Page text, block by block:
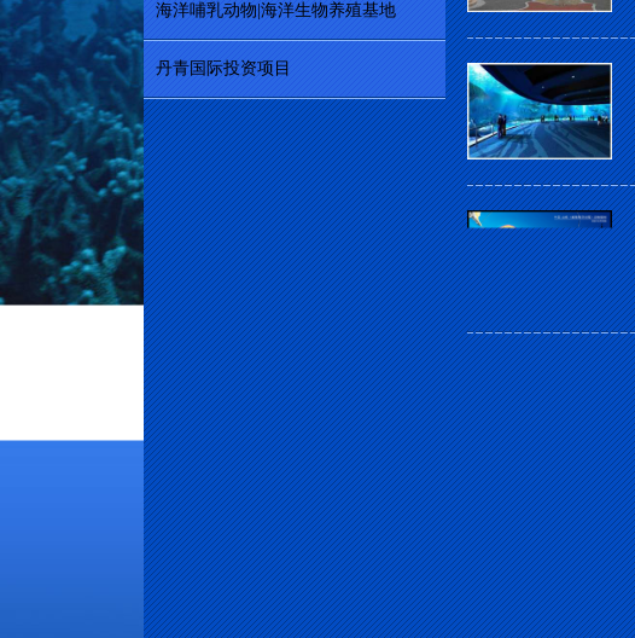
海洋哺乳动物|海洋生物养殖基地
丹青国际投资项目